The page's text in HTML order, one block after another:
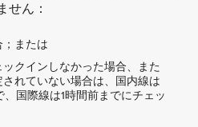
せん：
または
クインしなかった場合、また
れていない場合は、国内線は
国際線は1時間前までにチェッ